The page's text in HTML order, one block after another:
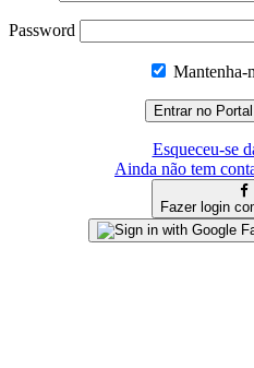
Password
Mantenha-
Esqueceu-se
Ainda não tem
Fazer login